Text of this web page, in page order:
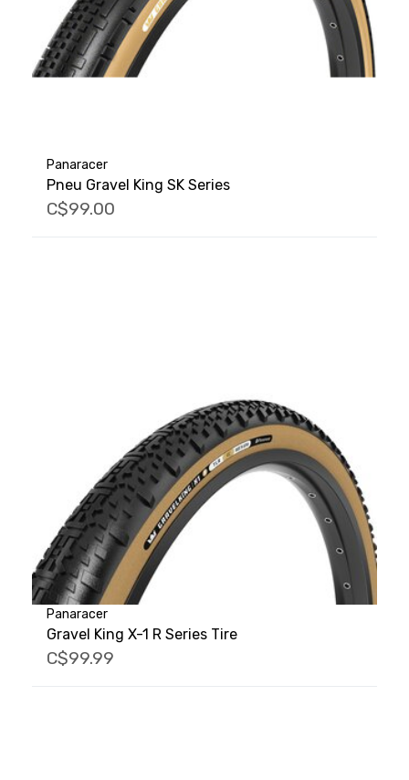
Panaracer
Pneu Gravel King SK Series
C$99.00
Panaracer
Gravel King X-1 R Series Tire
C$99.99